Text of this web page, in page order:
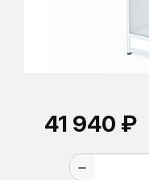
41 940 ₽
remove